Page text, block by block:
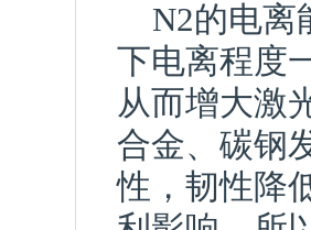
N2的电离
下电离程度
从而增大激
合金、碳钢
性，韧性降